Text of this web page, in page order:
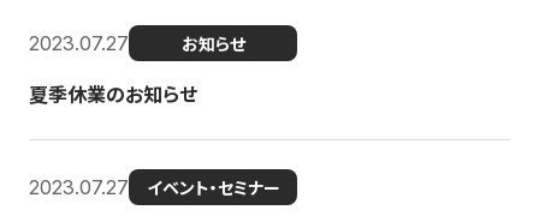
2023.07.27 お知らせ
夏季休業のお知らせ
2023.07.27 イベント・セミナー